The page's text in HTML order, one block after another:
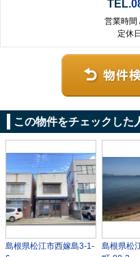
TEL.
営業時間
定休
この物件をチェックした
島根県松江市西嫁島3-1-
島根県松